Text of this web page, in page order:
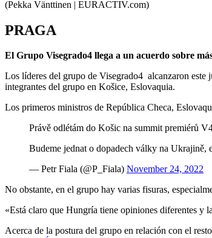
(Pekka Vänttinen | EURACTIV.com)
PRAGA
El Grupo Visegrado4 llega a un acuerdo sobre
Los líderes del grupo de Visegrado4 alcanzaron este
integrantes del grupo en Košice, Eslovaquia.
Los primeros ministros de República Checa,
Právě odlétám do Košic na summit premiérů
Budeme jednat o dopadech války na Ukrajině,
— Petr Fiala (@P_Fiala) November 24, 2022
No obstante, en el grupo hay varias fisuras,
«Está claro que Hungría tiene opiniones diferentes y
Acerca de la postura del grupo en relación con el